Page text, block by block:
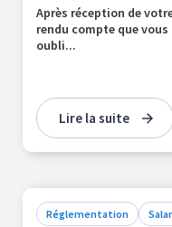
Après réception de
rendu compte que
oubli...
Lire la suite
Réglementation